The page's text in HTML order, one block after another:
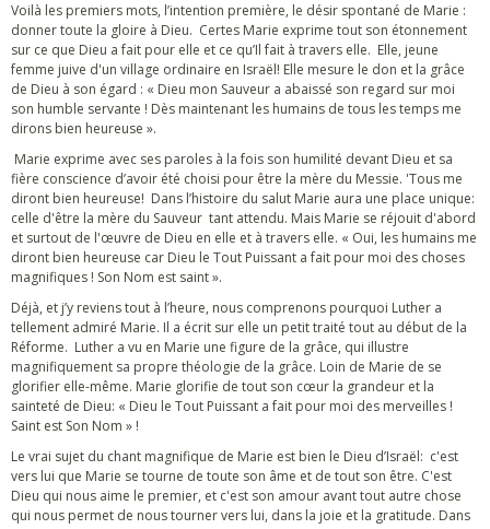
Voilà les premiers mots, l’intention première, le désir spontané de Marie :
donner toute la gloire à Dieu. Certes Marie exprime tout son étonnement
sur ce que Dieu a fait pour elle et ce qu’Il fait à travers elle. Elle, jeune
femme juive d'un village ordinaire en Israël! Elle mesure le don et la grâce
de Dieu à son égard : « Dieu mon Sauveur a abaissé son regard sur moi
son humble servante ! Dès maintenant les humains de tous les temps me
dirons bien heureuse ».
Marie exprime avec ses paroles à la fois son humilité devant Dieu et sa
fière conscience d’avoir été choisi pour être la mère du Messie. 'Tous me
diront bien heureuse! Dans l’histoire du salut Marie aura une place unique:
celle d'être la mère du Sauveur tant attendu. Mais Marie se réjouit d'abord
et surtout de l'œuvre de Dieu en elle et à travers elle. « Oui, les humains me
diront bien heureuse car Dieu le Tout Puissant a fait pour moi des choses
magnifiques ! Son Nom est saint ».
Déjà, et j’y reviens tout à l’heure, nous comprenons pourquoi Luther a
tellement admiré Marie. Il a écrit sur elle un petit traité tout au début de la
Réforme. Luther a vu en Marie une figure de la grâce, qui illustre
magnifiquement sa propre théologie de la grâce. Loin de Marie de se
glorifier elle-même. Marie glorifie de tout son cœur la grandeur et la
sainteté de Dieu: « Dieu le Tout Puissant a fait pour moi des merveilles !
Saint est Son Nom » !
Le vrai sujet du chant magnifique de Marie est bien le Dieu d’Israël: c'est
vers lui que Marie se tourne de toute son âme et de tout son être. C'est
Dieu qui nous aime le premier, et c'est son amour avant tout autre chose
qui nous permet de nous tourner vers lui, dans la joie et la gratitude. Dans